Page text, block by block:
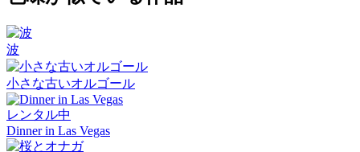
波
小さな古いオルゴール
レンタル中
Dinner in Las Vegas